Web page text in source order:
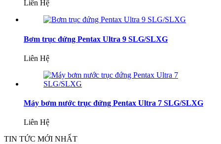
Liên Hệ
Bơm trục đứng Pentax Ultra 9 SLG/SLXG
Liên Hệ
Máy bơm nước trục đứng Pentax Ultra 7 SLG/SLXG
Liên Hệ
TIN TỨC MỚI NHẤT